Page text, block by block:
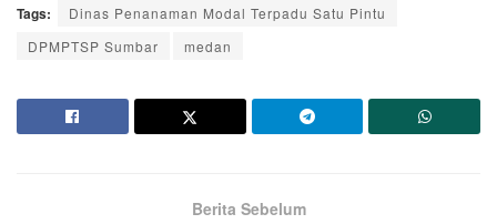
Tags:
Dinas Penanaman Modal Terpadu Satu Pintu
DPMPTSP Sumbar
medan
Berita Sebelum